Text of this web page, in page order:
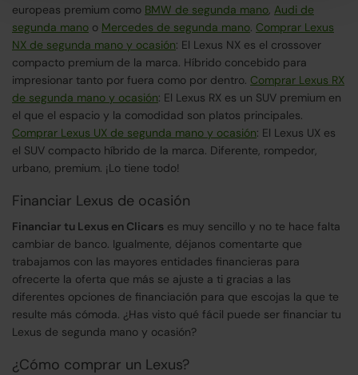
europeas premium como BMW de segunda mano, Audi de
segunda mano o Mercedes de segunda mano. Comprar Lexus
NX de segunda mano y ocasión: El Lexus NX es el crossover
compacto premium de la marca. Híbrido concebido para
impresionar tanto por fuera como por dentro. Comprar Lexus RX
de segunda mano y ocasión: El Lexus RX es un SUV premium en
el que el espacio y la comodidad son platos principales.
Comprar Lexus UX de segunda mano y ocasión: El Lexus UX es
el SUV compacto híbrido de la marca. Diferente, rompedor,
urbano, premium. ¡Lo tiene todo!
Financiar Lexus de ocasión
Financiar tu Lexus en Clicars es muy sencillo y no te hace falta
cambiar de banco. Igualmente, déjanos comentarte que
trabajamos con las mayores entidades financieras para
ofrecerte la oferta que más se ajuste a ti gracias a las
diferentes opciones de financiación para que escojas la que te
resulte más cómoda. ¿Has visto qué fácil puede ser financiar tu
Lexus de segunda mano y ocasión?
¿Cómo comprar un Lexus?